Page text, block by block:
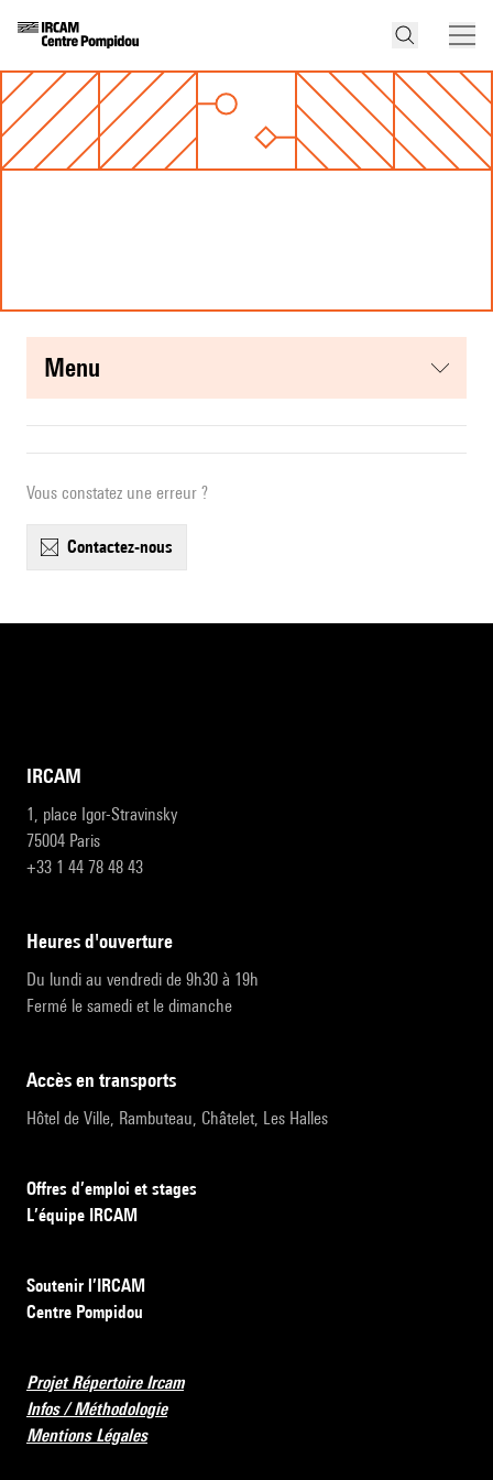
menu
Vous constatez une erreur ?
contactez-nous
IRCAM
1, place Igor-Stravinsky
75004 Paris
+33 1 44 78 48 43
heures d'ouverture
Du lundi au vendredi de 9h30 à 19h
Fermé le samedi et le dimanche
accès en transports
Hôtel de Ville, Rambuteau, Châtelet, Les Halles
Offres d’emploi et stages
L’équipe IRCAM
Soutenir l’IRCAM
Centre Pompidou
Projet Répertoire Ircam
Infos / Méthodologie
Mentions Légales